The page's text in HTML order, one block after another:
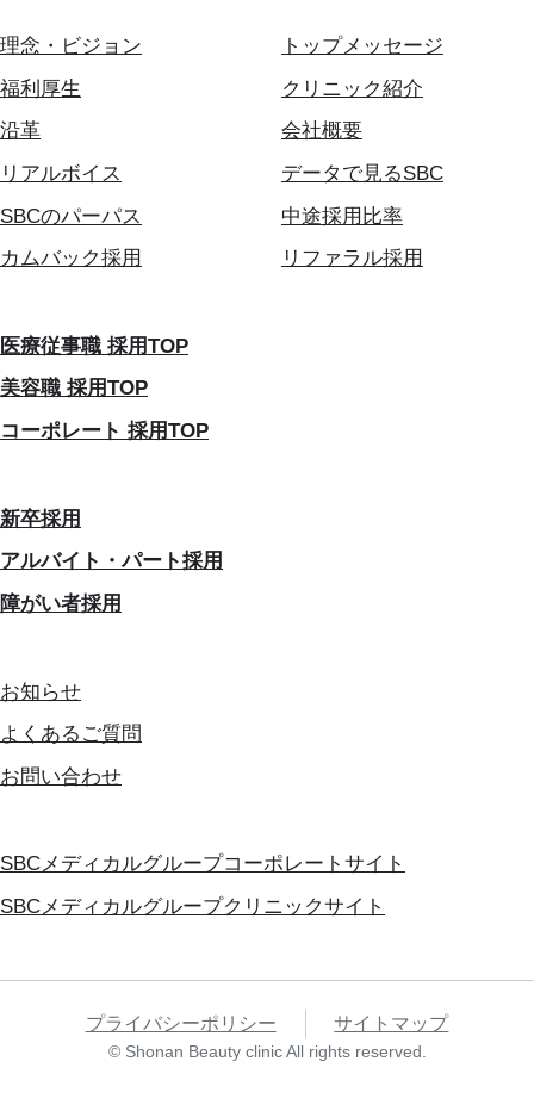
理念・ビジョン
トップメッセージ
福利厚生
クリニック紹介
沿革
会社概要
リアルボイス
データで見るSBC
SBCのパーパス
中途採用比率
カムバック採用
リファラル採用
医療従事職 採用TOP
美容職 採用TOP
コーポレート 採用TOP
新卒採用
アルバイト・パート採用
障がい者採用
お知らせ
よくあるご質問
お問い合わせ
SBCメディカルグループコーポレートサイト
SBCメディカルグループクリニックサイト
プライバシーポリシー サイトマップ
© Shonan Beauty clinic All rights reserved.